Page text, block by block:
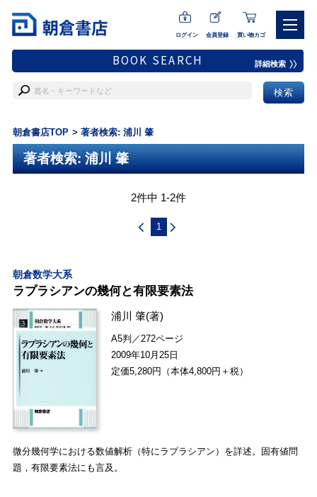
ログイン 会員登録 買い物カゴ
BOOK SEARCH 詳細検索
朝倉書店TOP 著者検索: 浦川 肇
著者検索: 浦川 肇
2件中 1-2件
1
朝倉数学大系
ラプラシアンの幾何と有限要素法
浦川 肇(著)
A5判／272ページ
2009年10月25日
定価5,280円（本体4,800円＋税）
微分幾何学における数値解析（特にラプラシアン）を詳述。固有値問
題，有限要素法にも言及。